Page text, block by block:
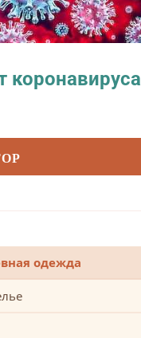
коронавируса
одежда